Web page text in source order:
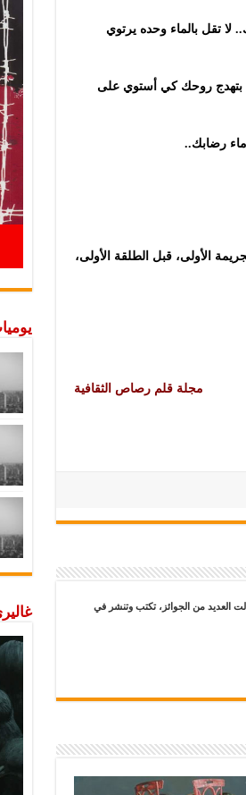
لا تقل بالماء وحده يرتوي
بتهدج روحك كي أستوي على
رضابك..
الأولى، قبل الطلقة الأولى،
مجلة قلم رصاص الثقافية
العديد من الجوائز، تكتب وتنشر في